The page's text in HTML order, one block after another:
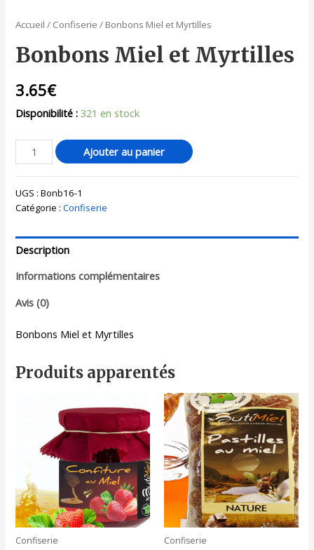
Accueil / Confiserie / Bonbons Miel et Myrtilles
Bonbons Miel et Myrtilles
3.65€
Disponibilité : 321 en stock
Ajouter au panier
UGS :Bonb16-1
Catégorie :Confiserie
Description
Informations complémentaires
Avis (0)
Bonbons Miel et Myrtilles
Produits apparentés
Confiserie Confiserie